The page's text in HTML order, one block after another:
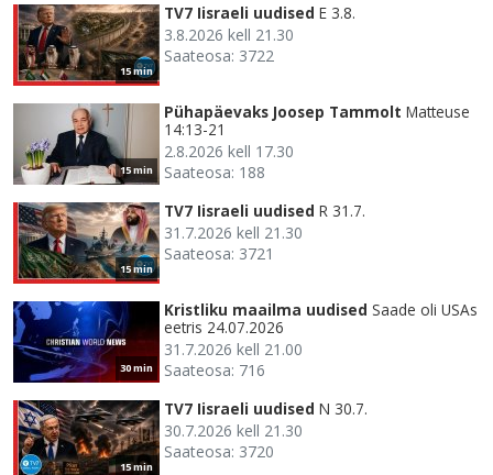
15 min
TV7 Iisraeli uudised E 3.8.
3.8.2026 kell 21.30
Saateosa: 3722
15 min
Pühapäevaks Joosep Tammolt Matteuse
14:13-21
2.8.2026 kell 17.30
Saateosa: 188
15 min
TV7 Iisraeli uudised R 31.7.
31.7.2026 kell 21.30
Saateosa: 3721
30 min
Kristliku maailma uudised Saade oli USAs
eetris 24.07.2026
31.7.2026 kell 21.00
Saateosa: 716
15 min
TV7 Iisraeli uudised N 30.7.
30.7.2026 kell 21.30
Saateosa: 3720